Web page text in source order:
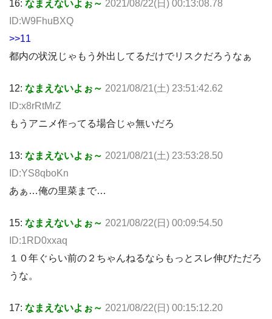
16: なまえないよぉ～ 2021/08/22(日) 00:13:08.78
ID:W9FhuBXQ
>>11
都内の状況じゃもう外出してるだけでリスクだろうなぁ
12: なまえないよぉ～ 2021/08/21(土) 23:51:42.62
ID:x8rRtMrZ
もうアニメ作ってる場合じゃ無いだろ
13: なまえないよぉ～ 2021/08/21(土) 23:53:28.50
ID:YS8qboKn
あぁ…俺の里菜まで…
15: なまえないよぉ～ 2021/08/22(日) 00:09:54.50
ID:1RD0xxaq
１０年ぐらい前の２ちゃんねるならもっとスレ伸びただろ
うな。
17: なまえないよぉ～ 2021/08/22(日) 00:15:12.20